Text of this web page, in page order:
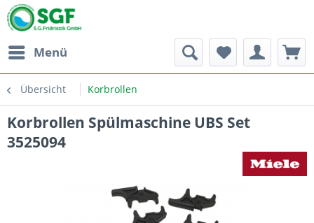
Menü
Übersicht Korbrollen
Korbrollen Spülmaschine UBS Set
3525094